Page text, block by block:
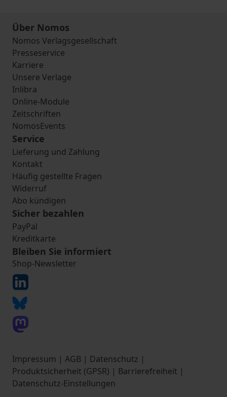
Über Nomos
Nomos Verlagsgesellschaft
Presseservice
Karriere
Unsere Verlage
Inlibra
Online-Module
Zeitschriften
NomosEvents
Service
Lieferung und Zahlung
Kontakt
Häufig gestellte Fragen
Widerruf
Abo kündigen
Sicher bezahlen
PayPal
Kreditkarte
Bleiben Sie informiert
Shop-Newsletter
Impressum | AGB | Datenschutz |
Produktsicherheit (GPSR) | Barrierefreiheit |
Datenschutz-Einstellungen